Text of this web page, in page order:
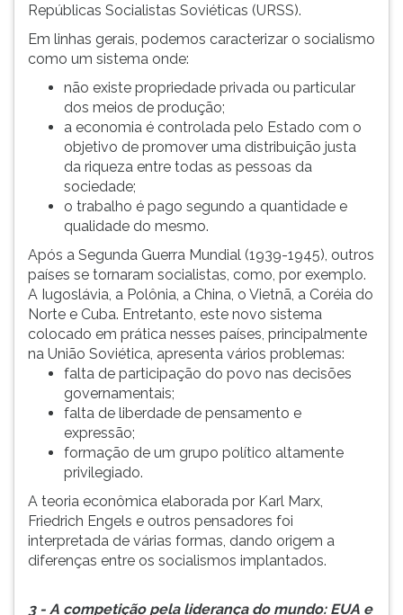
Repúblicas Socialistas Soviéticas (URSS).
Em linhas gerais, podemos caracterizar o socialismo
como um sistema onde:
não existe propriedade privada ou particular
dos meios de produção;
a economia é controlada pelo Estado com o
objetivo de promover uma distribuição justa
da riqueza entre todas as pessoas da
sociedade;
o trabalho é pago segundo a quantidade e
qualidade do mesmo.
Após a Segunda Guerra Mundial (1939-1945), outros
países se tornaram socialistas, como, por exemplo.
A Iugoslávia, a Polônia, a China, o Vietnã, a Coréia do
Norte e Cuba. Entretanto, este novo sistema
colocado em prática nesses países, principalmente
na União Soviética, apresenta vários problemas:
falta de participação do povo nas decisões
governamentais;
falta de liberdade de pensamento e
expressão;
formação de um grupo político altamente
privilegiado.
A teoria econômica elaborada por Karl Marx,
Friedrich Engels e outros pensadores foi
interpretada de várias formas, dando origem a
diferenças entre os socialismos implantados.
3 - A competição pela liderança do mundo: EUA e